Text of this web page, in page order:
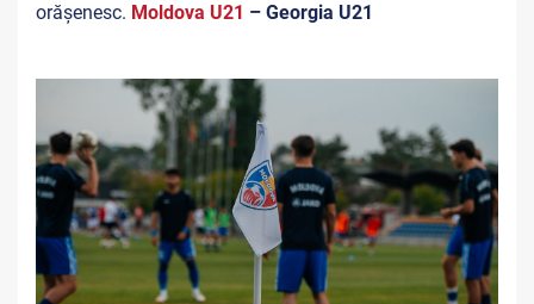
orășenesc. Moldova U21 – Georgia U21